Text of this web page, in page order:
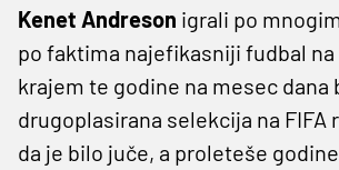
Kenet Andreson igrali po
po faktima najefikasniji fudbal
krajem te godine na mesec dana
drugoplasirana selekcija na FIFA
da je bilo juče, a proleteše